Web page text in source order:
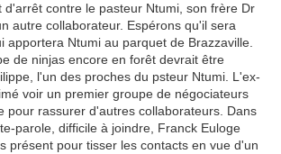
d'arrêt contre le pasteur Ntumi, son frère Dr
autre collaborateur. Espérons qu'il sera
apportera Ntumi au parquet de Brazzaville.
de ninjas encore en forêt devrait être
l'un des proches du psteur Ntumi. L'ex-
voir un premier groupe de négociateurs
pour rassurer d'autres collaborateurs. Dans
parole, difficile à joindre, Franck Euloge
présent pour tisser les contacts en vue d'un